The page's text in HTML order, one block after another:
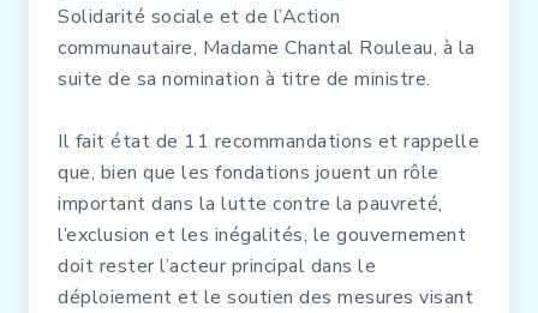
Solidarité sociale et de l’Action
communautaire, Madame Chantal Rouleau, à la
suite de sa nomination à titre de ministre.
Il fait état de 11 recommandations et rappelle
que, bien que les fondations jouent un rôle
important dans la lutte contre la pauvreté,
l’exclusion et les inégalités, le gouvernement
doit rester l’acteur principal dans le
déploiement et le soutien des mesures visant